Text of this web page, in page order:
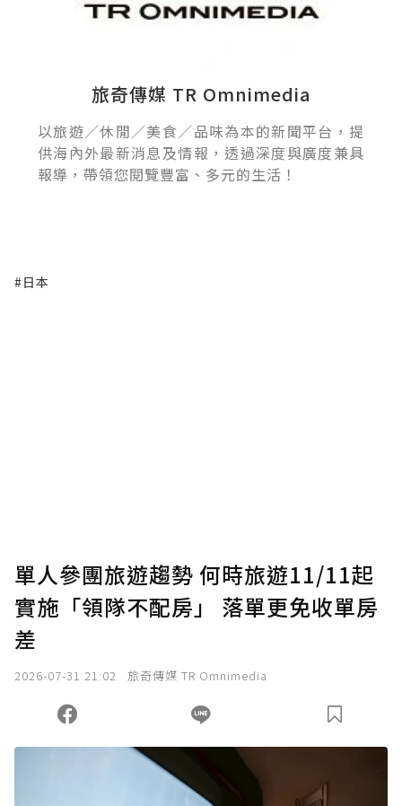
旅奇傳媒 TR Omnimedia
以旅遊／休閒／美食／品味為本的新聞平台，提
供海內外最新消息及情報，透過深度與廣度兼具
報導，帶領您閱覽豐富、多元的生活！
#日本
單人參團旅遊趨勢 何時旅遊11/11起
實施「領隊不配房」 落單更免收單房
差
2026-07-31 21:02 旅奇傳媒 TR Omnimedia